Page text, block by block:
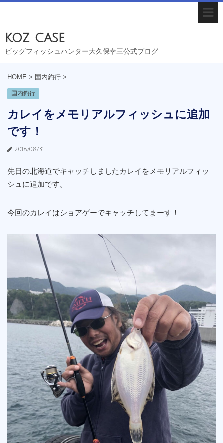
koz case
ビッグフィッシュハンター大久保幸三公式ブログ
HOME > 国内釣行 >
国内釣行
カレイをメモリアルフィッシュに追加
です！
2018/08/31
先日の北海道でキャッチしましたカレイをメモリアルフィッ
シュに追加です。
今回のカレイはショアゲーでキャッチしてまーす！